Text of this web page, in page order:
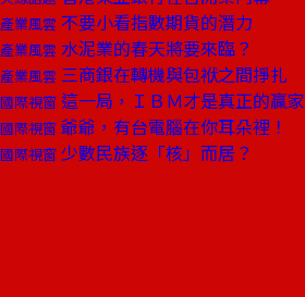
產業風雲 不要小看指數期貨的潛力
產業風雲 水泥業的春天將要來臨？
產業風雲 三商銀在轉機與包袱之間掙扎
國際視窗 這一局，ＩＢＭ才是真正的贏家
國際視窗 爺爺，有台電腦在你耳朵裡！
國際視窗 少數民族逐「核」而居？